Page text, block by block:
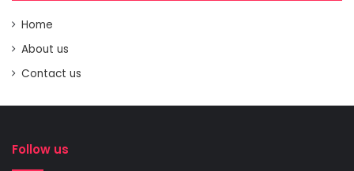
Home
About us
Contact us
Follow us